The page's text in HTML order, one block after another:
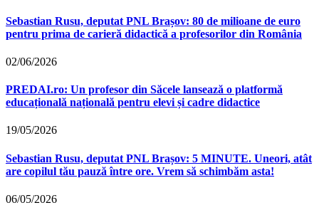
Sebastian Rusu, deputat PNL Brașov: 80 de milioane de euro
pentru prima de carieră didactică a profesorilor din România
02/06/2026
PREDAI.ro: Un profesor din Săcele lansează o platformă
educațională națională pentru elevi și cadre didactice
19/05/2026
Sebastian Rusu, deputat PNL Brașov: 5 MINUTE. Uneori, atât
are copilul tău pauză între ore. Vrem să schimbăm asta!
06/05/2026